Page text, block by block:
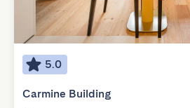
5.0
Carmine Building